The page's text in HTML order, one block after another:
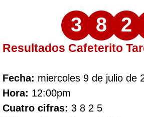
3 8 2
Resultados Cafeterito
Fecha: miercoles 9 de julio de
Hora: 12:00pm
Cuatro cifras: 3 8 2 5